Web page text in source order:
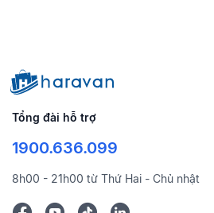
Tổng đài hỗ trợ
1900.636.099
8h00 - 21h00 từ Thứ Hai - Chủ nhật